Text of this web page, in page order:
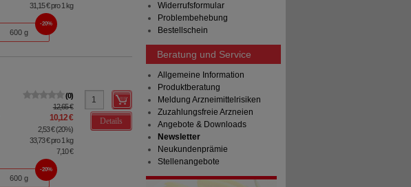
31,15 €pro 1 kg
600 g
20%
0
12,65 €
10,12 €
2,53 €(20%)
33,73 €pro 1 kg
7,10 €
Details
600 g
20%
Widerrufsformular
Problembehebung
Bestellschein
Beratung und Service
Allgemeine Information
Produktberatung
Meldung Arzneimittelrisiken
Zuzahlungsfreie Arzneien
Angebote & Downloads
Newsletter
Neukundenprämie
Stellenangebote